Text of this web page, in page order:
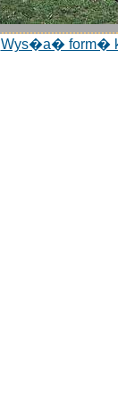
Wys�a� form�